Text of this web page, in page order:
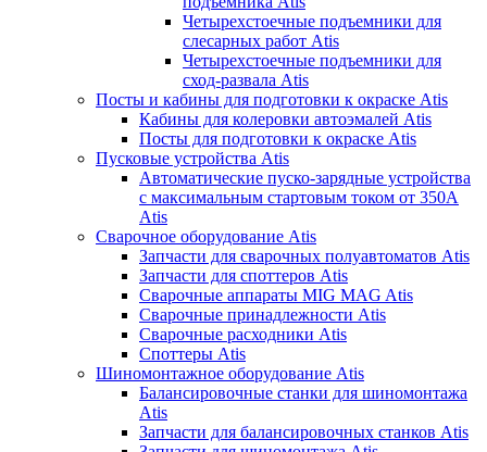
Четырехстоечные подъемники для
слесарных работ Atis
Четырехстоечные подъемники для
сход-развала Atis
Посты и кабины для подготовки к окраске Atis
Кабины для колеровки автоэмалей Atis
Посты для подготовки к окраске Atis
Пусковые устройства Atis
Автоматические пуско-зарядные устройства
с максимальным стартовым током от 350А
Atis
Сварочное оборудование Atis
Запчасти для сварочных полуавтоматов Atis
Запчасти для споттеров Atis
Сварочные аппараты MIG MAG Atis
Сварочные принадлежности Atis
Сварочные расходники Atis
Споттеры Atis
Шиномонтажное оборудование Atis
Балансировочные станки для шиномонтажа
Atis
Запчасти для балансировочных станков Atis